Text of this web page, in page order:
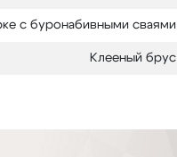
с буронабивными сваями
Клееный брус